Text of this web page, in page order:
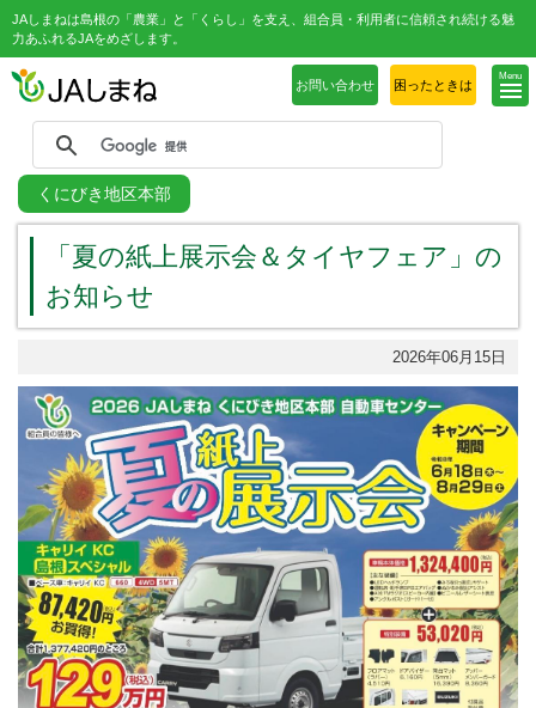
JAしまねは島根の「農業」と「くらし」を支え、組合員・利用者に信頼され続ける魅
力あふれるJAをめざします。
Menu
お問い合わせ 困ったときは
くにびき地区本部
「夏の紙上展示会＆タイヤフェア」の
お知らせ
2026年06月15日